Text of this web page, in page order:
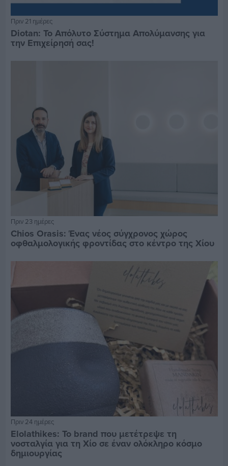
Πριν 21 ημέρες
Diotan: Το Απόλυτο Σύστημα Απολύμανσης για
την Επιχείρησή σας!
Πριν 23 ημέρες
Chios Orasis: Ένας νέος σύγχρονος χώρος
οφθαλμολογικής φροντίδας στο κέντρο της Χίου
Πριν 24 ημέρες
Elolathikes: Το brand που μετέτρεψε τη
νοσταλγία για τη Χίο σε έναν ολόκληρο κόσμο
δημιουργίας